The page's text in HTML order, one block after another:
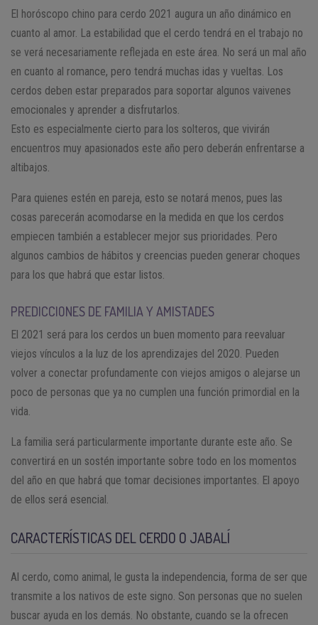
El horóscopo chino para cerdo 2021 augura un año dinámico en
cuanto al amor. La estabilidad que el cerdo tendrá en el trabajo no
se verá necesariamente reflejada en este área. No será un mal año
en cuanto al romance, pero tendrá muchas idas y vueltas. Los
cerdos deben estar preparados para soportar algunos vaivenes
emocionales y aprender a disfrutarlos.
Esto es especialmente cierto para los solteros, que vivirán
encuentros muy apasionados este año pero deberán enfrentarse a
altibajos.
Para quienes estén en pareja, esto se notará menos, pues las
cosas parecerán acomodarse en la medida en que los cerdos
empiecen también a establecer mejor sus prioridades. Pero
algunos cambios de hábitos y creencias pueden generar choques
para los que habrá que estar listos.
PREDICCIONES DE FAMILIA Y AMISTADES
El 2021 será para los cerdos un buen momento para reevaluar
viejos vínculos a la luz de los aprendizajes del 2020. Pueden
volver a conectar profundamente con viejos amigos o alejarse un
poco de personas que ya no cumplen una función primordial en la
vida.
La familia será particularmente importante durante este año. Se
convertirá en un sostén importante sobre todo en los momentos
del año en que habrá que tomar decisiones importantes. El apoyo
de ellos será esencial.
CARACTERÍSTICAS DEL CERDO O JABALÍ
Al cerdo, como animal, le gusta la independencia, forma de ser que
transmite a los nativos de este signo. Son personas que no suelen
buscar ayuda en los demás. No obstante, cuando se la ofrecen